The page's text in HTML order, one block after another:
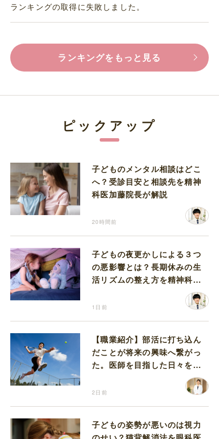
ランキングの取得に失敗しました。
ランキングをもっと見る
ピックアップ
子どものメンタル相談はどこ
へ？受診目安と相談先を精神
科医加藤院長が解説
20時間前
子どもの夜更かしによる３つ
の悪影響とは？長期休みの生
活リズムの整え方を精神科医
1日前
【職業紹介】部活に打ち込ん
だことが将来の興味へ繋がっ
た。医師を目指した日々を振
2日前
子どもの姿勢が悪いのは視力